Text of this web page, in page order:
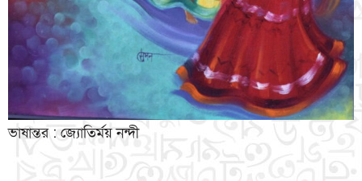
ভাষান্তর : জ্যোতির্ময় নন্দী